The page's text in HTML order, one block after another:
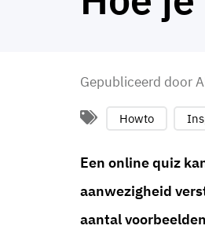
Gepubliceerd door
Howto
Een online quiz
aanwezigheid
aantal